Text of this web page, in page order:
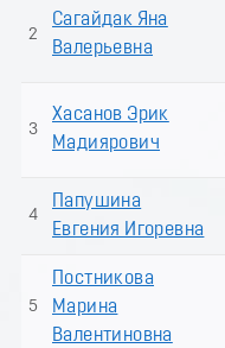
2
Сагайдак Яна
Валерьевна
3
Хасанов Эрик
Мадиярович
4
Папушина
Евгения Игоревна
5
Постникова
Марина
Валентиновна